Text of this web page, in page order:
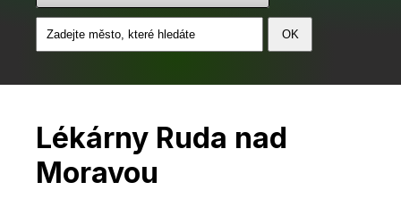
Lékárny Ruda nad
Moravou